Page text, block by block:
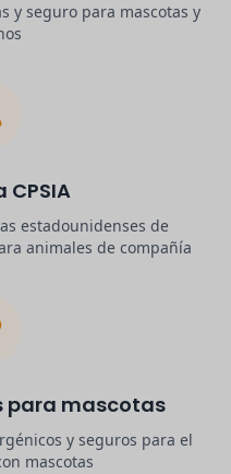
y seguro para mascotas y
CPSIA
estadounidenses de
animales de compañía
para mascotas
y seguros para el
mascotas